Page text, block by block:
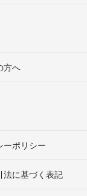
方へ
ーポリシー
法に基づく表記